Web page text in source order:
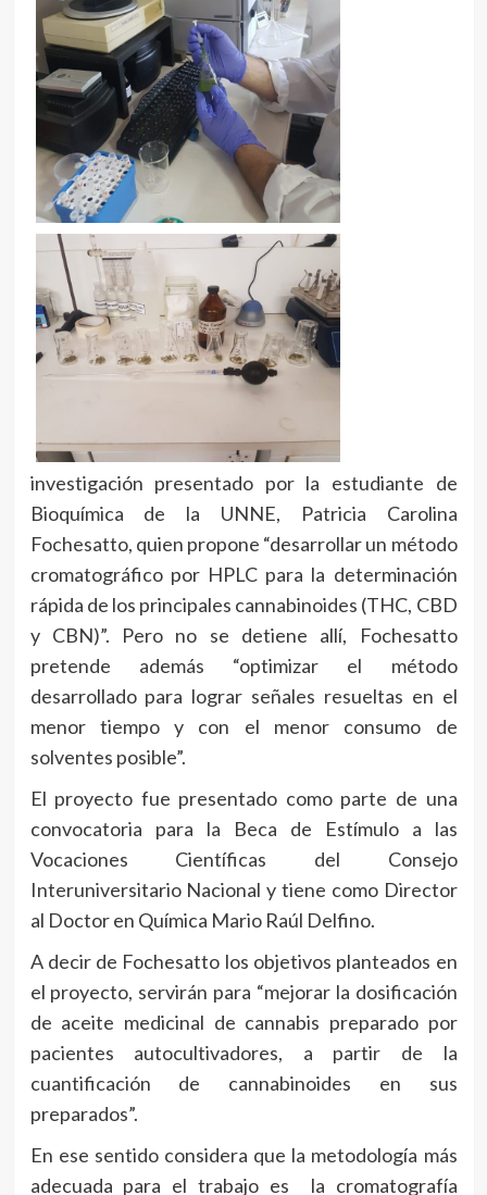
investigación presentado por la estudiante de
Bioquímica de la UNNE, Patricia Carolina
Fochesatto, quien propone “desarrollar un método
cromatográfico por HPLC para la determinación
rápida de los principales cannabinoides (THC, CBD
y CBN)”. Pero no se detiene allí, Fochesatto
pretende además “optimizar el método
desarrollado para lograr señales resueltas en el
menor tiempo y con el menor consumo de
solventes posible”.
El proyecto fue presentado como parte de una
convocatoria para la Beca de Estímulo a las
Vocaciones Científicas del Consejo
Interuniversitario Nacional y tiene como Director
al Doctor en Química Mario Raúl Delfino.
A decir de Fochesatto los objetivos planteados en
el proyecto, servirán para “mejorar la dosificación
de aceite medicinal de cannabis preparado por
pacientes autocultivadores, a partir de la
cuantificación de cannabinoides en sus
preparados”.
En ese sentido considera que la metodología más
adecuada para el trabajo es la cromatografía